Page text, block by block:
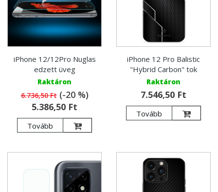
iPhone 12/12Pro Nuglas
edzett üveg
Raktáron
6.736,50 Ft(-20 %)
5.386,50 Ft
Tovább
iPhone 12 Pro Balistic
"Hybrid Carbon" tok
Raktáron
7.546,50 Ft
Tovább